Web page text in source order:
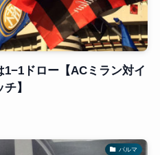
ドロー【ACミラン対イ
】
パルマ